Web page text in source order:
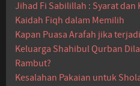
Jihad Fi Sabilillah : Syarat dan
Kaidah Fiqh dalam Memilih
Kapan Puasa Arafah jika
Keluarga Shahibul Qurban
Rambut?
Kesalahan Pakaian untuk